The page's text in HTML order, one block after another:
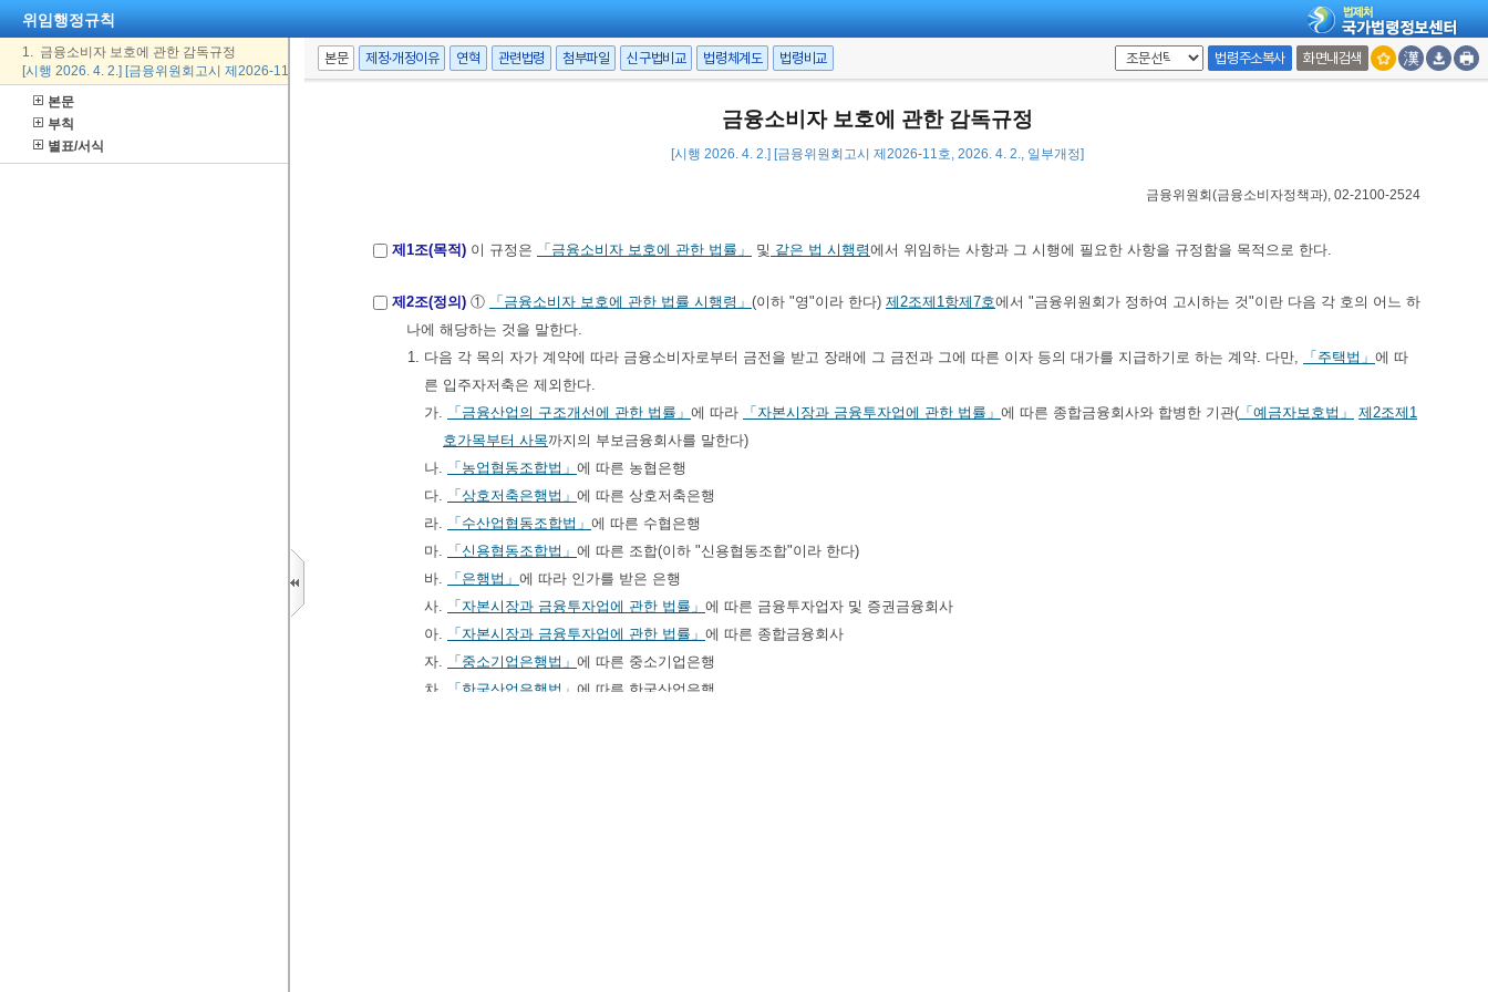
위임행정규칙
1. 금융소비자 보호에 관한 감독규정
[시행 2026. 4. 2.] [금융위원회고시 제2026-11호, 2026. 4. 2., 일부개정]
본문
부칙
별표/서식
본문 제정·개정이유 연혁 관련법령 첨부파일 신구법비교 법령체계도 법령비교 법령주소복사 화면내검색
금융소비자 보호에 관한 감독규정
[시행 2026. 4. 2.] [금융위원회고시 제2026-11호, 2026. 4. 2., 일부개정]
금융위원회(금융소비자정책과), 02-2100-2524
제1조(목적) 이 규정은 「금융소비자 보호에 관한 법률」 및 같은 법 시행령에서 위임하는 사항과 그 시행에 필요한 사항을 규정함을 목적으로 한다.
제2조(정의) ① 「금융소비자 보호에 관한 법률 시행령」 (이하 "영"이라 한다) 제2조제1항제7호에서 "금융위원회가 정하여 고시하는 것"이란 다음 각 호의 어느 하
나에 해당하는 것을 말한다.
1. 다음 각 목의 자가 계약에 따라 금융소비자로부터 금전을 받고 장래에 그 금전과 그에 따른 이자 등의 대가를 지급하기로 하는 계약. 다만,
「주택법」 에 따
른 입주자저축은 제외한다.
가.
「금융산업의 구조개선에 관한 법률」 에 따라 「자본시장과 금융투자업에 관한 법률」 에 따른 종합금융회사와 합병한 기관( 「예금자보호법」
제2조제1
호가목부터 사목까지의 부보금융회사를 말한다)
나.
「농업협동조합법」 에 따른 농협은행
다.
「상호저축은행법」 에 따른 상호저축은행
라.
「수산업협동조합법」 에 따른 수협은행
마.
「신용협동조합법」 에 따른 조합(이하 "신용협동조합"이라 한다)
바.
「은행법」 에 따라 인가를 받은 은행
사.
「자본시장과 금융투자업에 관한 법률」 에 따른 금융투자업자 및 증권금융회사
아.
「자본시장과 금융투자업에 관한 법률」 에 따른 종합금융회사
자.
「중소기업은행법」 에 따른 중소기업은행
차.
「한국산업은행법」 에 따른 한국산업은행